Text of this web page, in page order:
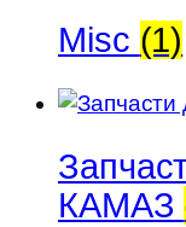
Misc (1)
КАМАЗ